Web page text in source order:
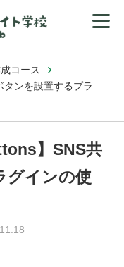
コース
タンを設置するプラ
】SNS共
グインの使